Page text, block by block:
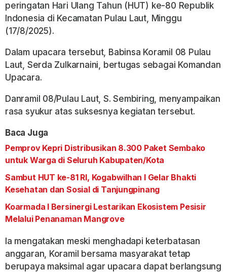
peringatan Hari Ulang Tahun (HUT) ke-80 Republik
Indonesia di Kecamatan Pulau Laut, Minggu
(17/8/2025).
Dalam upacara tersebut, Babinsa Koramil 08 Pulau
Laut, Serda Zulkarnaini, bertugas sebagai Komandan
Upacara.
Danramil 08/Pulau Laut, S. Sembiring, menyampaikan
rasa syukur atas suksesnya kegiatan tersebut.
Baca Juga
Pemprov Kepri Distribusikan 8.300 Paket Sembako
untuk Warga di Seluruh Kabupaten/Kota
Sambut HUT ke-81 RI, Kogabwilhan I Gelar Bhakti
Kesehatan dan Sosial di Tanjungpinang
Koarmada I Bersinergi Lestarikan Ekosistem Pesisir
Melalui Penanaman Mangrove
Ia mengatakan meski menghadapi keterbatasan
anggaran, Koramil bersama masyarakat tetap
berupaya maksimal agar upacara dapat berlangsung